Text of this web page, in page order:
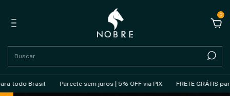
0
todo Brasil Parcele sem juros | 5% OFF via PIX FRETE GRÁTIS para